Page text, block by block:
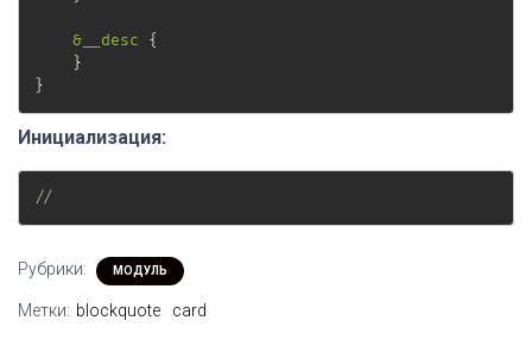
&__desc
{
}
}
Инициализация:
//
Рубрики: МОДУЛЬ
Метки: blockquote card